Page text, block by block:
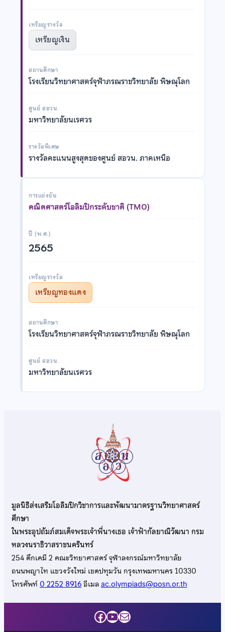
เหรียญรางวัล
เหรียญเงิน
สถานศึกษา
โรงเรียนวิทยาศาสตร์จุฬาภรณราชวิทยาลัย พิษณุโลก
ศูนย์ สอวน.
มหาวิทยาลัยนเรศวร
รางวัลพิเศษ
รางวัลคะแนนสูงสุดของศูนย์ สอวน. ภาคเหนือ
การแข่งขัน
คณิตศาสตร์โอลิมปิกระดับชาติ (TMO)
ปี (พ.ศ.)
2565
เหรียญรางวัล
เหรียญทองแดง
สถานศึกษา
โรงเรียนวิทยาศาสตร์จุฬาภรณราชวิทยาลัย พิษณุโลก
ศูนย์ สอวน.
มหาวิทยาลัยนเรศวร
มูลนิธิส่งเสริมโอลิมปิกวิชาการและพัฒนามาตรฐานวิทยาศาสตร์
ศึกษา
ในพระอุปถัมภ์สมเด็จพระเจ้าพี่นางเธอ เจ้าฟ้ากัลยาณิวัฒนา กรม
หลวงนราธิวาสราชนครินทร์
254 ตึกเคมี 2 คณะวิทยาศาสตร์ จุฬาลงกรณ์มหาวิทยาลัย
ถนนพญาไท แขวงวังใหม่ เขตปทุมวัน กรุงเทพมหานคร 10330
โทรศัพท์0 2252 8916อีเมลac.olympiads@posn.or.th
Facebook
YouTube
Mail